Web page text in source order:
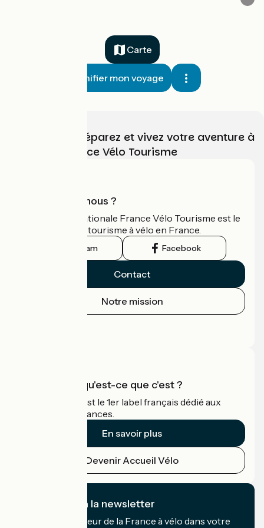
Carte
Planifier mon voyage
Choisissez, préparez et vivez votre aventure à
vélo avec France Vélo Tourisme
Qui sommes-nous ?
L'association nationale France Vélo Tourisme est le
guide officiel du tourisme à vélo en France.
Instagram Facebook
Contact
Notre mission
Accueil Vélo qu'est-ce que c'est ?
Accueil Vélo c'est le 1er label français dédié aux
cyclistes en vacances.
En savoir plus
Devenir Accueil Vélo
Je m'abonne à la newsletter
Recevez le meilleur de la France à vélo dans votre